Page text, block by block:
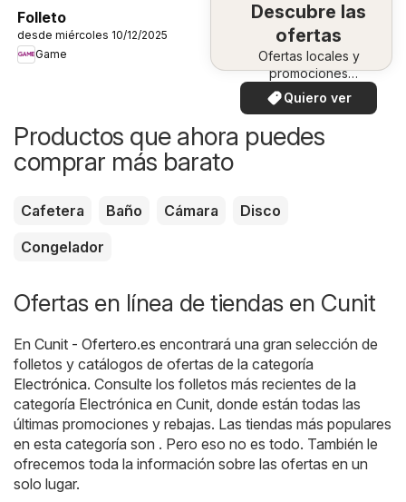
Folleto
desde miércoles 10/12/2025
Game
Descubre las
ofertas
Ofertas locales y
promociones
especiales.
Quiero ver
Productos que ahora puedes
comprar más barato
Cafetera Baño Cámara
Disco
Congelador
Ofertas en línea de tiendas en Cunit
En Cunit - Ofertero.es encontrará una gran selección de
folletos y catálogos de ofertas de la categoría
Electrónica. Consulte los folletos más recientes de la
categoría Electrónica en Cunit, donde están todas las
últimas promociones y rebajas. Las tiendas más populares
en esta categoría son . Pero eso no es todo. También le
ofrecemos toda la información sobre las ofertas en un
solo lugar.